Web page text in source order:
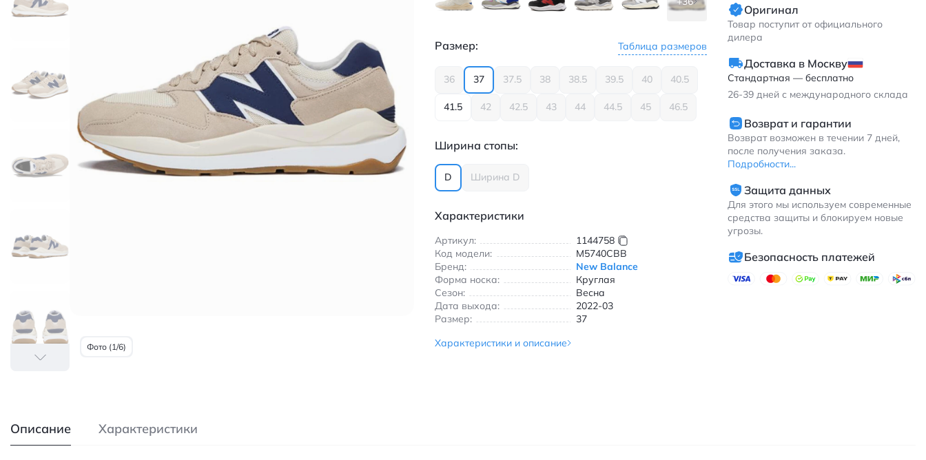
Фото (1/6)
Размер: Таблица размеров
36 37 37.5 38 38.5 39.5 40 40.5
41.5 42 42.5 43 44 44.5 45 46.5
Ширина стопы:
D Ширина D
Характеристики
Артикул:
1144758
Код модели:
M5740CBB
Бренд:
New Balance
Форма носка:
Круглая
Сезон:
Весна
Дата выхода:
2022-03
Размер:
37
Характеристики и описание
Оригинал
Товар поступит от официального
дилера
Доставка в Москву
Стандартная — бесплатно
26-39 дней с международного склада
Возврат и гарантии
Возврат возможен в течении 7 дней,
после получения заказа.
Подробности...
Защита данных
Для этого мы используем современные
средства защиты и блокируем новые
угрозы.
Безопасность платежей
Описание Характеристики